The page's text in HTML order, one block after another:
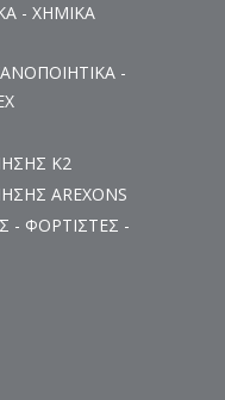
- ΧΗΜΙΚΑ
-
K2
AREXONS
- ΦΟΡΤΙΣΤΕΣ -